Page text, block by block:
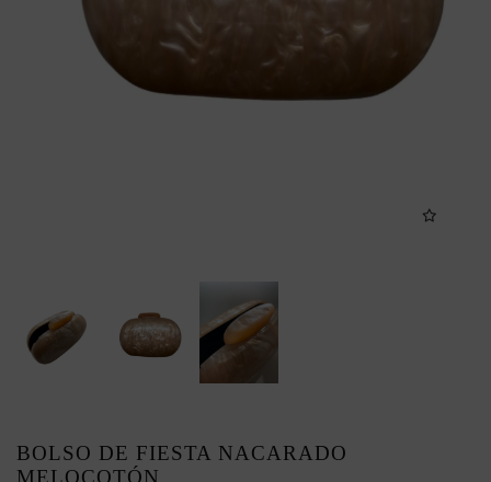
BOLSO DE FIESTA NACARADO
MELOCOTÓN